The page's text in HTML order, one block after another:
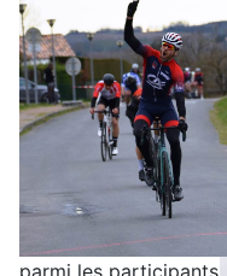
parmi les participants